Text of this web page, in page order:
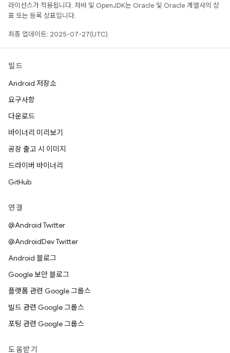
라이선스가 적용됩니다. 자바 및 OpenJDK는 Oracle 및 Oracle 계열사의 상
표 또는 등록 상표입니다.
최종 업데이트: 2025-07-27(UTC)
빌드
Android 저장소
요구사항
다운로드
바이너리 미리보기
공장 출고 시 이미지
드라이버 바이너리
GitHub
연결
@Android Twitter
@AndroidDev Twitter
Android 블로그
Google 보안 블로그
플랫폼 관련 Google 그룹스
빌드 관련 Google 그룹스
포팅 관련 Google 그룹스
도움받기